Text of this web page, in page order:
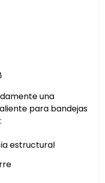
una
para bandejas
estructural